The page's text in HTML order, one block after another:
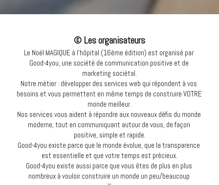
© Les organisateurs
Le Noël MAGIQUE à l'hôpital (16ème édition) est organisé par
Good-4you, une société de communication positive et de
marketing sociétal.
Notre métier : développer des services web qui répondent à vos
besoins et vous permettent en même temps de construire VOTRE
monde meilleur.
Nos services vous aident à répondre aux nouveaux défis du monde
moderne, tout en communiquant autour de vous, de façon
positive, simple et rapide.
Good-4you existe parce que le monde évolue, que la transparence
est essentielle et que votre temps est précieux.
Good-4you existe aussi parce que vous êtes de plus en plus
nombreux à vouloir construire un monde un peu/beaucoup